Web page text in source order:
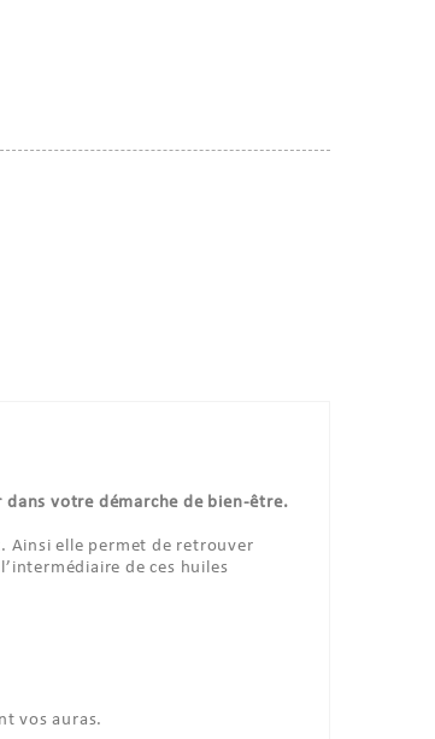
dans votre démarche de bien-être.
Ainsi elle permet de retrouver
de ces huiles
vos auras.